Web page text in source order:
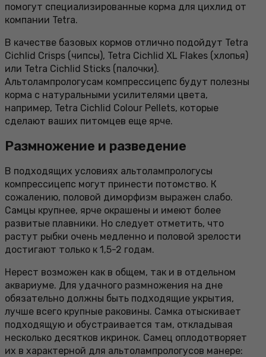
помогут специализированные корма для цихлид от
компании Tetra.
В качестве базовых кормов отлично подойдут Tetra
Cichlid Crisps (чипсы), Tetra Cichlid XL Flakes (хлопья)
или Tetra Cichlid Sticks (палочки).
Альтолампрологусам компрессицепс будут полезны
корма с натуральными усилителями цвета,
например, Tetra Cichlid Colour Pellets, которые
сделают ваших питомцев еще ярче.
Размножение и разведение
В подходящих условиях альтолампрологусы
компрессицепс могут принести потомство. К
сожалению, половой диморфизм выражен слабо.
Самцы крупнее, ярче окрашены и имеют более
развитые плавники. Но следует отметить, что
растут рыбки очень медленно и половой зрелости
достигают только к 1,5-2 годам.
Нерест возможен как в общем, так и в отдельном
аквариуме. Для удачного размножения на дне
обязательно должны быть подходящие укрытия,
лучше всего крупные раковины. Самка отыскивает
подходящую и обустраивается там, откладывая
несколько десятков икринок. Самец оплодотворяет
их в характерной для альтолампрологусов манере: